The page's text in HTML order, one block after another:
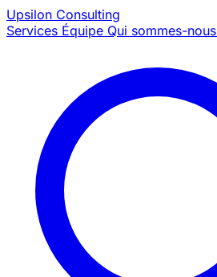
Upsilon Consulting
Services Équipe Qui sommes-nous